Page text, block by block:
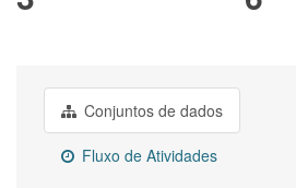
Conjuntos de dados
Fluxo de Atividades